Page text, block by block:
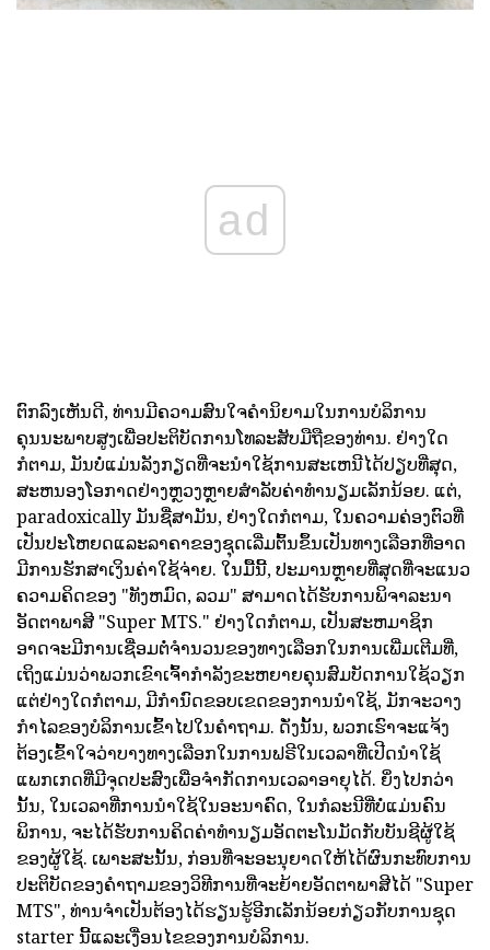
ad
ຕົກລົງເຫັນດີ, ທ່ານມີຄວາມສົນໃຈຄໍານິຍາມໃນການບໍລິການ
ຄຸນນະພາບສູງເພື່ອປະຕິບັດການໂທລະສັບມືຖືຂອງທ່ານ. ຢ່າງໃດ
ກໍຕາມ, ມັນບໍ່ແມ່ນລັງກຽດທີ່ຈະນໍາໃຊ້ການສະເຫນີໄດ້ປຽບທີ່ສຸດ,
ສະຫນອງໂອກາດຢ່າງຫຼວງຫຼາຍສໍາລັບຄ່າທໍານຽມເລັກນ້ອຍ. ແຕ່,
paradoxically ມັນຊື່ສາມັນ, ຢ່າງໃດກໍຕາມ, ໃນຄວາມຄ່ອງຕົວທີ່
ເປັນປະໂຫຍດແລະລາຄາຂອງຊຸດເລີ່ມຕົ້ນຂຶ້ນເປັນທາງເລືອກທີ່ອາດ
ມີການຮັກສາເງິນຄ່າໃຊ້ຈ່າຍ. ໃນມື້ນີ້, ປະມານຫຼາຍທີ່ສຸດທີ່ຈະແນວ
ຄວາມຄິດຂອງ "ທັງຫມົດ, ລວມ" ສາມາດໄດ້ຮັບການພິຈາລະນາ
ອັດຕາພາສີ "Super MTS." ຢ່າງໃດກໍຕາມ, ເປັນສະຫມາຊິກ
ອາດຈະມີການເຊື່ອມຕໍ່ຈໍານວນຂອງທາງເລືອກໃນການເພີ່ມເຕີມທີ່,
ເຖິງແມ່ນວ່າພວກເຂົາເຈົ້າກໍາລັງຂະຫຍາຍຄຸນສົມບັດການໃຊ້ວຽກ
ແຕ່ຢ່າງໃດກໍຕາມ, ມີກໍານົດຂອບເຂດຂອງການນໍາໃຊ້, ມັກຈະວາງ
ກໍາໄລຂອງບໍລິການເຂົ້າໄປໃນຄໍາຖາມ. ດັ່ງນັ້ນ, ພວກເຮົາຈະແຈ້ງ
ຕ້ອງເຂົ້າໃຈວ່າບາງທາງເລືອກໃນການຟຣີໃນເວລາທີ່ເປີດນໍາໃຊ້
ແພກເກດທີ່ມີຈຸດປະສົງເພື່ອຈໍາກັດການເວລາອາຍຸໄດ້. ຍິ່ງໄປກວ່າ
ນັ້ນ, ໃນເວລາທີ່ການນໍາໃຊ້ໃນອະນາຄົດ, ໃນກໍລະນີທີ່ບໍ່ແມ່ນຄົນ
ພິການ, ຈະໄດ້ຮັບການຄິດຄ່າທໍານຽມອັດຕະໂນມັດກັບບັນຊີຜູ້ໃຊ້
ຂອງຜູ້ໃຊ້. ເພາະສະນັ້ນ, ກ່ອນທີ່ຈະອະນຸຍາດໃຫ້ໄດ້ຜົນກະທົບການ
ປະຕິບັດຂອງຄໍາຖາມຂອງວິທີການທີ່ຈະຍ້າຍອັດຕາພາສີໄດ້ "Super
MTS", ທ່ານຈໍາເປັນຕ້ອງໄດ້ຮຽນຮູ້ອີກເລັກນ້ອຍກ່ຽວກັບການຊຸດ
starter ນີ້ແລະເງື່ອນໄຂຂອງການບໍລິການ.